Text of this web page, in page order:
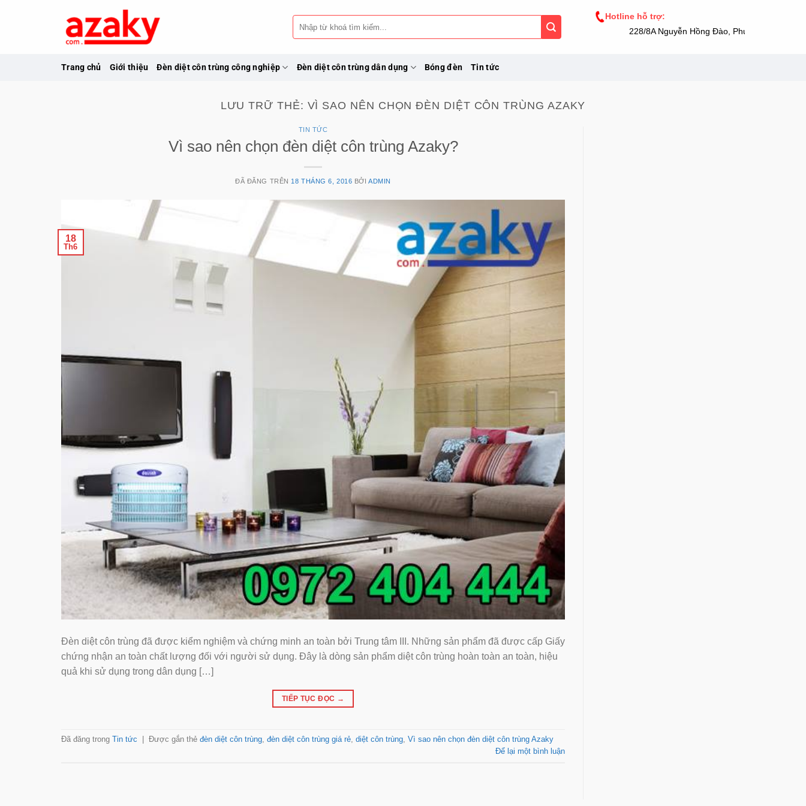
Tìm
kiếm:
Hotline hỗ trợ:
228/8A Nguyễn Hồng Đào, Phường 14, Tân
Trang chủ Giới thiệu Đèn diệt côn trùng công nghiệp Đèn diệt côn trùng dân dụng Bóng đèn Tin tức
LƯU TRỮ THẺ: VÌ SAO NÊN CHỌN ĐÈN DIỆT CÔN TRÙNG AZAKY
TIN TỨC
Vì sao nên chọn đèn diệt côn trùng Azaky?
ĐÃ ĐĂNG TRÊN 18 THÁNG 6, 2016 BỞIADMIN
18
Th6
Đèn diệt côn trùng đã được kiểm nghiệm và chứng minh an toàn bởi Trung tâm III. Những sản phẩm đã được cấp Giấy
chứng nhận an toàn chất lượng đối với người sử dụng. Đây là dòng sản phẩm diệt côn trùng hoàn toàn an toàn, hiệu
quả khi sử dụng trong dân dụng […]
TIẾP TỤC ĐỌC →
Đã đăng trong Tin tức Được gắn thẻ đèn diệt côn trùng, đèn diệt côn trùng giá rẻ, diệt côn trùng, Vì sao nên chọn đèn diệt côn trùng Azaky
Để lại một bình luận